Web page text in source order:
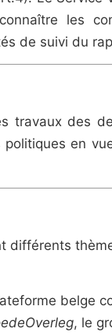
les
de suivi du
travaux des
politiques en
différents
belge
, le